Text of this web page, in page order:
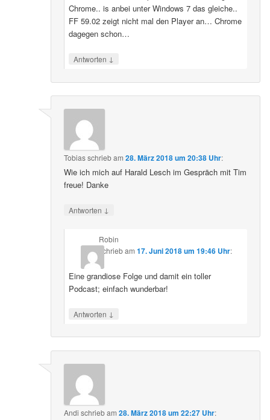
Chrome.. is anbei unter Windows 7 das gleiche..
FF 59.02 zeigt nicht mal den Player an… Chrome
dagegen schon…
Antworten ↓
Tobiasschriebam28. März 2018 um 20:38 Uhr:
Wie ich mich auf Harald Lesch im Gespräch mit Tim
freue! Danke
Antworten ↓
Robin
schriebam 17. Juni 2018 um 19:46 Uhr:
Eine grandiose Folge und damit ein toller
Podcast; einfach wunderbar!
Antworten ↓
Andi schriebam28. März 2018 um 22:27 Uhr: